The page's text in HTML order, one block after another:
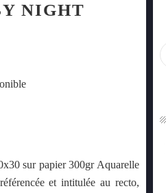
NIGHT
sur papier 300gr Aquarelle
et intitulée au recto,